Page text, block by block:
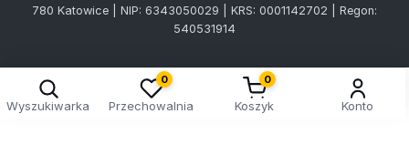
780 Katowice | NIP: 6343050029 | KRS: 0001142702 | Regon:
540531914
Wyszukiwarka
0
Przechowalnia
0
Koszyk Konto
Kreator doboru tablic